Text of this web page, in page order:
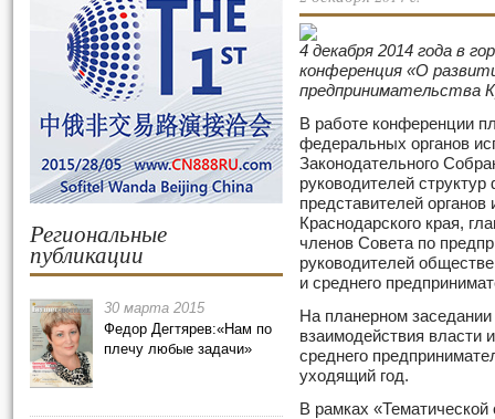
Региональные
публикации
30 марта 2015
Федор Дегтярев:«Нам по
плечу любые задачи»
4 декабря 2014 года в
конференция «О
предпринимательства
В работе конференции
федеральных органов
Законодательного
руководителей
представителей
Краснодарского края,
членов Совета по
руководителей
и среднего
На планерном
взаимодействия власти
среднего
уходящий год.
В рамках